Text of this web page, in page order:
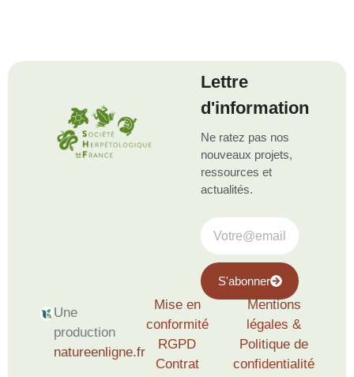
Lettre
d'information
Ne ratez pas nos
nouveaux projets,
ressources et
actualités.
S'abonner
Une
production
natureenligne.fr
Mise en
conformité
RGPD
Contrat
Mentions
légales &
Politique de
confidentialité